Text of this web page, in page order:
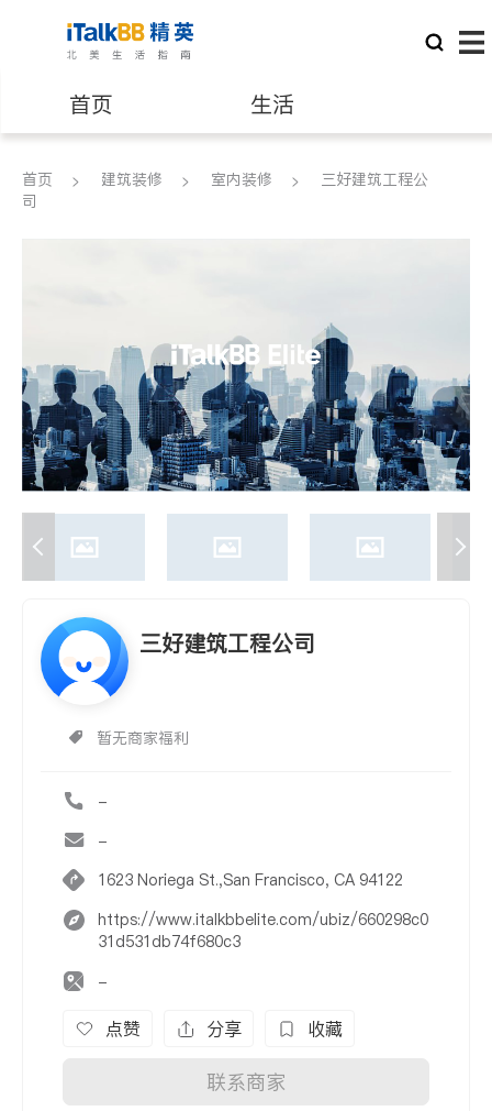
首页 生活
医生 律师
养老 非盈利组织
首页 建筑装修 室内装修
三好建筑工程公
司
三好建筑工程公司
暂无商家福利
-
-
1623 Noriega St.,San Francisco, CA 94122
https://www.italkbbelite.com/ubiz/660298c0
31d531db74f680c3
-
点赞 分享 收藏
联系商家